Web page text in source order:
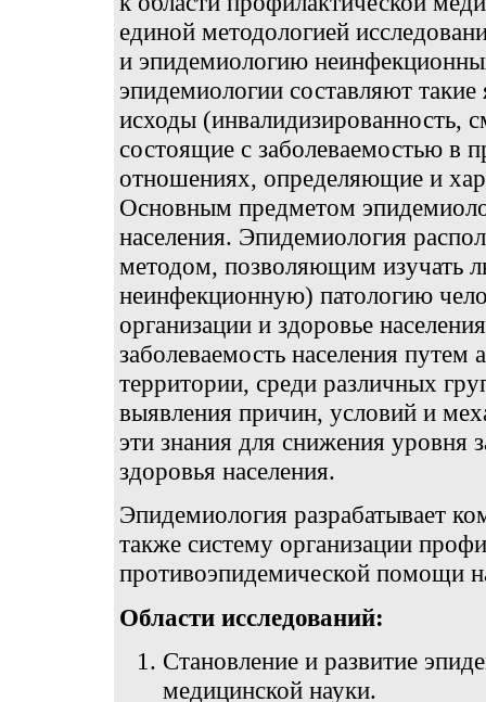
единой методологией
и эпидемиологию
эпидемиологии составляют такие
исходы (инвалидизированность,
состоящие с заболеваемостью в
отношениях, определяющие и
Основным предметом
населения. Эпидемиология
методом, позволяющим изучать
неинфекционную) патологию
организации и здоровье
заболеваемость населения путем
территории, среди различных
выявления причин, условий и
эти знания для снижения уровня
здоровья населения.
Эпидемиология разрабатывает
также систему организации
противоэпидемической помощи
Области исследований:
Становление и развитие
медицинской науки.